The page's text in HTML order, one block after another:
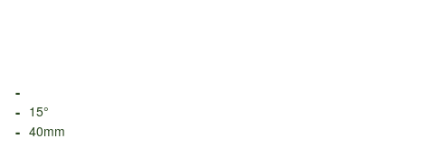
-
- 15°
- 40mm